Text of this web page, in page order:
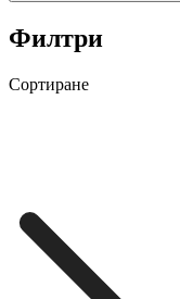
Филтри
Сортиране